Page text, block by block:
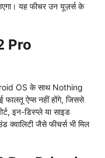
यह फीचर उन यूज़र्स के
Pro
OS के साथ Nothing
ऐप्स नहीं होंगे, जिससे
इन-डिस्प्ले या साइड
जैसे फीचर्स भी मिल